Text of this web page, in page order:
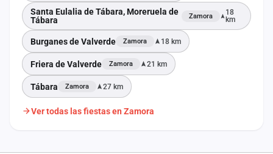
Santa Eulalia de Tábara, Moreruela de
Tábara
Zamora
18
km
Burganes de Valverde Zamora 18 km
Friera de Valverde Zamora 21 km
Tábara Zamora 27 km
Ver todas las fiestas en Zamora